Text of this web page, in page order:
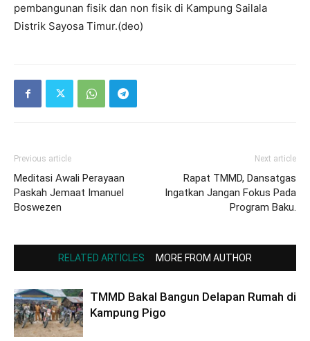
pembangunan fisik dan non fisik di Kampung Sailala
Distrik Sayosa Timur.(deo)
Previous article
Meditasi Awali Perayaan
Paskah Jemaat Imanuel
Boswezen
Next article
Rapat TMMD, Dansatgas
Ingatkan Jangan Fokus Pada
Program Baku.
RELATED ARTICLES MORE FROM AUTHOR
TMMD Bakal Bangun Delapan Rumah di
Kampung Pigo